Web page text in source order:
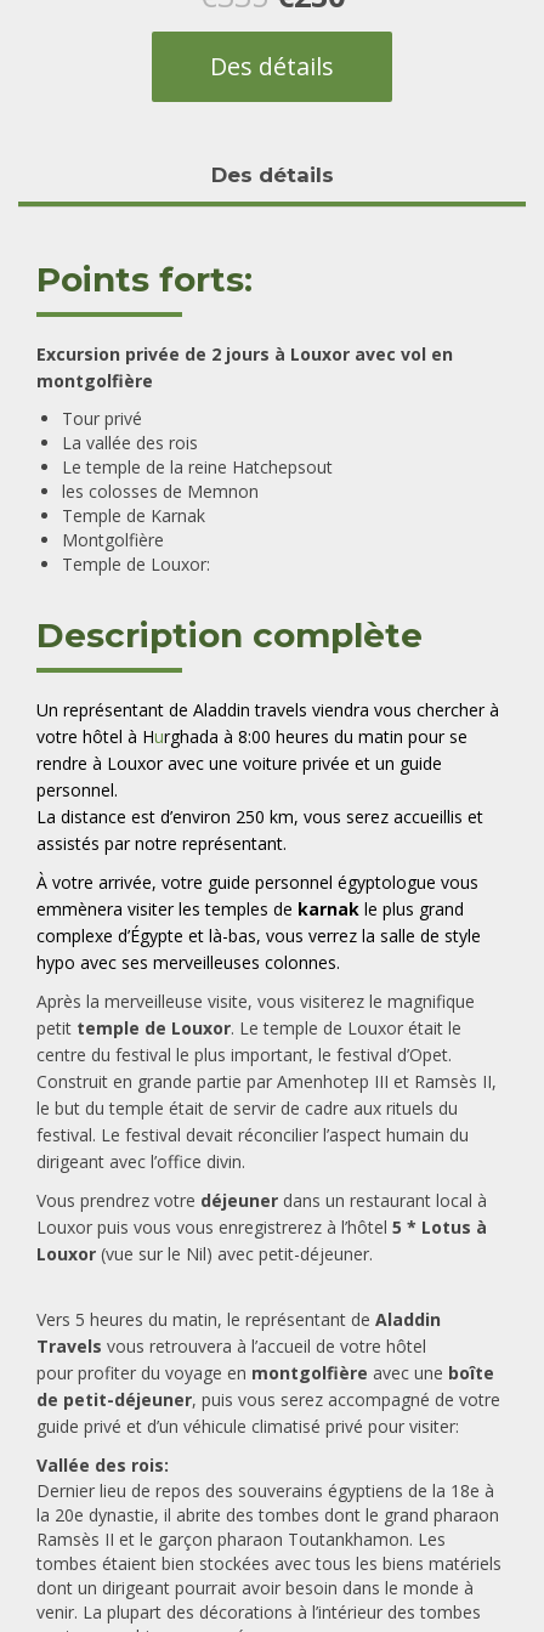
prix
initial
€335.
prix
actuel
Des détails
Des détails
Points forts:
Excursion privée de 2 jours à Louxor avec vol en
montgolfière
Tour privé
La vallée des rois
Le temple de la reine Hatchepsout
les colosses de Memnon
Temple de Karnak
Montgolfière
Temple de Louxor:
Description complète
Un représentant de Aladdin travels viendra vous chercher à
votre hôtel à Hurghada à 8:00 heures du matin pour se
rendre à Louxor avec une voiture privée et un guide
personnel.
La distance est d’environ 250 km, vous serez accueillis et
assistés par notre représentant.
À votre arrivée, votre guide personnel égyptologue vous
emmènera visiter les temples de karnak le plus grand
complexe d’Égypte et là-bas, vous verrez la salle de style
hypo avec ses merveilleuses colonnes.
Après la merveilleuse visite, vous visiterez le magnifique
petit temple de Louxor. Le temple de Louxor était le
centre du festival le plus important, le festival d’Opet.
Construit en grande partie par Amenhotep III et Ramsès II,
le but du temple était de servir de cadre aux rituels du
festival. Le festival devait réconcilier l’aspect humain du
dirigeant avec l’office divin.
Vous prendrez votre déjeuner dans un restaurant local à
Louxor puis vous vous enregistrerez à l’hôtel 5 * Lotus à
Louxor (vue sur le Nil) avec petit-déjeuner.
Vers 5 heures du matin, le représentant de Aladdin
Travels vous retrouvera à l’accueil de votre hôtel
pour profiter du voyage en montgolfière avec une boîte
de petit-déjeuner, puis vous serez accompagné de votre
guide privé et d’un véhicule climatisé privé pour visiter:
Vallée des rois:
Dernier lieu de repos des souverains égyptiens de la 18e à
la 20e dynastie, il abrite des tombes dont le grand pharaon
Ramsès II et le garçon pharaon Toutankhamon. Les
tombes étaient bien stockées avec tous les biens matériels
dont un dirigeant pourrait avoir besoin dans le monde à
venir. La plupart des décorations à l’intérieur des tombes